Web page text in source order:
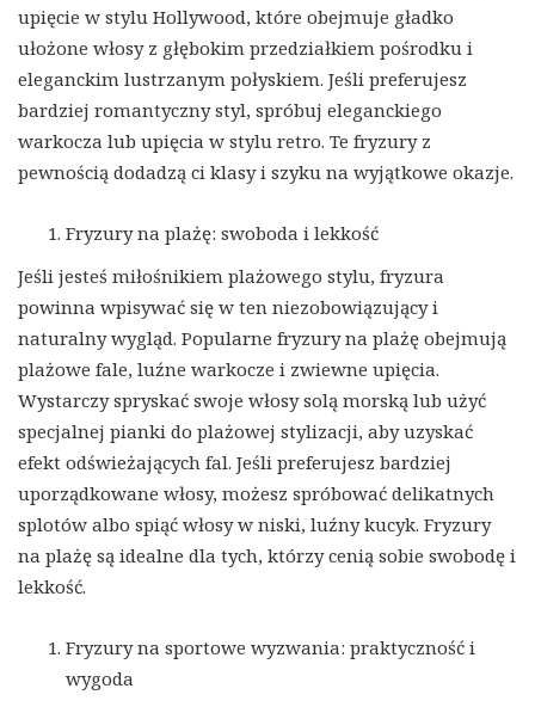
upięcie w stylu Hollywood, które obejmuje gładko
ułożone włosy z głębokim przedziałkiem pośrodku i
eleganckim lustrzanym połyskiem. Jeśli preferujesz
bardziej romantyczny styl, spróbuj eleganckiego
warkocza lub upięcia w stylu retro. Te fryzury z
pewnością dodadzą ci klasy i szyku na wyjątkowe okazje.
Fryzury na plażę: swoboda i lekkość
Jeśli jesteś miłośnikiem plażowego stylu, fryzura
powinna wpisywać się w ten niezobowiązujący i
naturalny wygląd. Popularne fryzury na plażę obejmują
plażowe fale, luźne warkocze i zwiewne upięcia.
Wystarczy spryskać swoje włosy solą morską lub użyć
specjalnej pianki do plażowej stylizacji, aby uzyskać
efekt odświeżających fal. Jeśli preferujesz bardziej
uporządkowane włosy, możesz spróbować delikatnych
splotów albo spiąć włosy w niski, luźny kucyk. Fryzury
na plażę są idealne dla tych, którzy cenią sobie swobodę i
lekkość.
Fryzury na sportowe wyzwania: praktyczność i
wygoda